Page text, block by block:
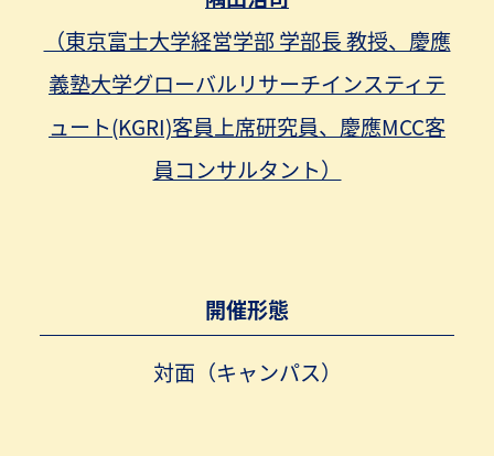
（東京富士大学経営学部 学部長 教授、慶應
義塾大学グローバルリサーチインスティテ
ュート(KGRI)客員上席研究員、慶應MCC客
員コンサルタント）
開催形態
対面（キャンパス）